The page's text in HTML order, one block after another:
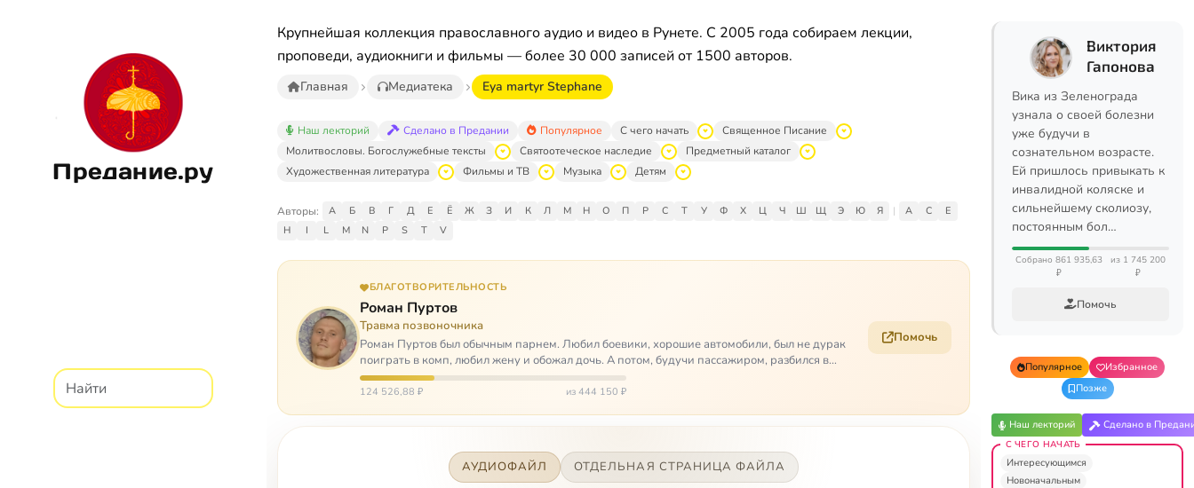
Предание.ру
Крупнейшая коллекция православного аудио и видео в Рунете. С 2005 года собираем лекции,
проповеди, аудиокниги и фильмы — более 30 000 записей от 1500 авторов.
Главная Медиатека Eya martyr Stephane
Наш лекторий Сделано в Предании Популярное С чего начать
Священное Писание
Молитвословы. Богослужебные тексты
Святоотеческое наследие
Предметный каталог
Художественная литература
Фильмы и ТВ Музыка Детям
Авторы: А Б В Г Д Е Ё Ж З И К Л М Н О П Р С Т У Ф Х Ц Ч Ш Щ Э Ю Я | A C
E
H
I L M N P S T V
БЛАГОТВОРИТЕЛЬНОСТЬ
Роман Пуртов
Травма позвоночника
Роман Пуртов был обычным парнем. Любил боевики, хорошие автомобили, был не дурак
поиграть в комп, любил жену и обожал дочь. А потом, будучи пассажиром, разбился в
автоаварии и тепе…
124 526,88 ₽ из 444 150 ₽
Помочь
АУДИОФАЙЛ ОТДЕЛЬНАЯ СТРАНИЦА ФАЙЛА
Виктория
Гапонова
Вика из Зеленограда
узнала о своей болезни
уже будучи в
сознательном возрасте.
Ей пришлось привыкать к
инвалидной коляске и
сильнейшему сколиозу,
постоянным бол…
Собрано 861 935,63
₽
из 1 745 200
₽
Помочь
Популярное
Избранное
Позже
Наш лекторий Сделано в
С ЧЕГО НАЧАТЬ
Интересующимся
Новоначальным